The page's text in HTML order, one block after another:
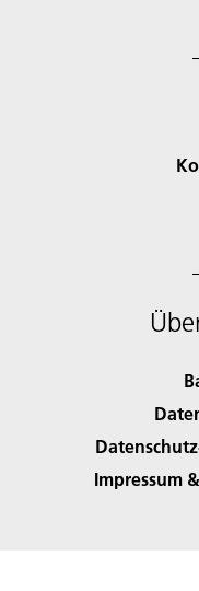
Impressum